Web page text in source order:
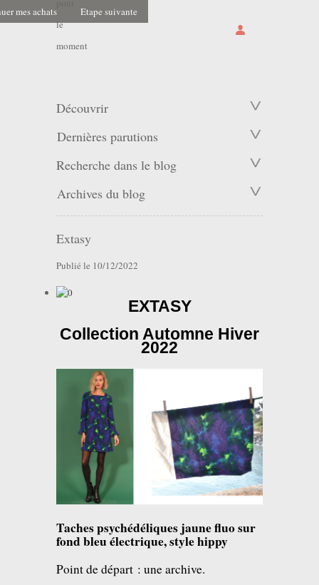
pour
le
moment
mes achats Etape suivante
Découvrir
Dernières parutions
Recherche dans le blog
Archives du blog
Extasy
Publié le 10/12/2022
EXTASY
Collection Automne Hiver
2022
Taches psychédéliques jaune fluo sur
fond bleu électrique, style hippy
Point de départ : une archive.